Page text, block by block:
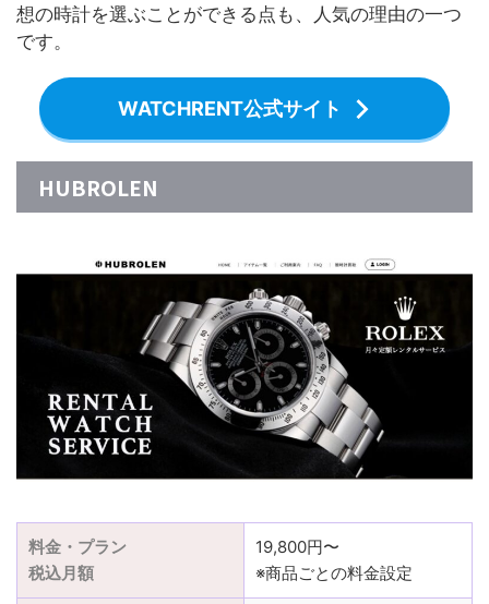
想の時計を選ぶことができる点も、人気の理由の一つ
です。
WATCHRENT公式サイト
HUBROLEN
料金・プラン
税込月額
19,800円〜
※商品ごとの料金設定